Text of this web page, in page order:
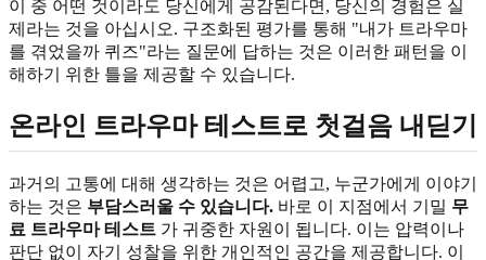
이 중 어떤 것이라도 당신에게 공감된다면, 당신의 경험은 실
제라는 것을 아십시오. 구조화된 평가를 통해 "내가 트라우마
를 겪었을까 퀴즈"라는 질문에 답하는 것은 이러한 패턴을 이
해하기 위한 틀을 제공할 수 있습니다.
온라인 트라우마 테스트로 첫걸음 내딛기
과거의 고통에 대해 생각하는 것은 어렵고, 누군가에게 이야기
하는 것은 부담스러울 수 있습니다. 바로 이 지점에서 기밀 무
료 트라우마 테스트 가 귀중한 자원이 됩니다. 이는 압력이나
판단 없이 자기 성찰을 위한 개인적인 공간을 제공합니다. 이